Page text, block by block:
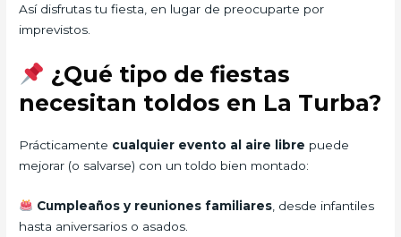
Así disfrutas tu fiesta, en lugar de preocuparte por
imprevistos.
¿Qué tipo de fiestas
necesitan toldos en La Turba?
Prácticamente cualquier evento al aire libre puede
mejorar (o salvarse) con un toldo bien montado:
Cumpleaños y reuniones familiares, desde infantiles
hasta aniversarios o asados.